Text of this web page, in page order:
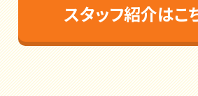
スタッフ紹介はこ